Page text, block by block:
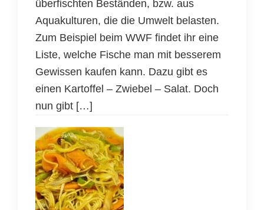
überfischten Beständen, bzw. aus
Aquakulturen, die die Umwelt belasten.
Zum Beispiel beim WWF findet ihr eine
Liste, welche Fische man mit besserem
Gewissen kaufen kann. Dazu gibt es
einen Kartoffel – Zwiebel – Salat. Doch
nun gibt […]